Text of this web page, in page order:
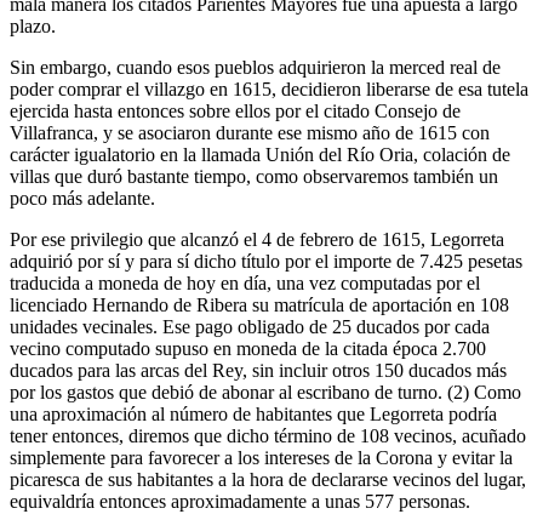
mala manera los citados Parientes Mayores fue una apuesta a largo
plazo.
Sin embargo, cuando esos pueblos adquirieron la merced real de
poder comprar el villazgo en 1615, decidieron liberarse de esa tutela
ejercida hasta entonces sobre ellos por el citado Consejo de
Villafranca, y se asociaron durante ese mismo año de 1615 con
carácter igualatorio en la llamada Unión del Río Oria, colación de
villas que duró bastante tiempo, como observaremos también un
poco más adelante.
Por ese privilegio que alcanzó el 4 de febrero de 1615, Legorreta
adquirió por sí y para sí dicho título por el importe de 7.425 pesetas
traducida a moneda de hoy en día, una vez computadas por el
licenciado Hernando de Ribera su matrícula de aportación en 108
unidades vecinales. Ese pago obligado de 25 ducados por cada
vecino computado supuso en moneda de la citada época 2.700
ducados para las arcas del Rey, sin incluir otros 150 ducados más
por los gastos que debió de abonar al escribano de turno. (2) Como
una aproximación al número de habitantes que Legorreta podría
tener entonces, diremos que dicho término de 108 vecinos, acuñado
simplemente para favorecer a los intereses de la Corona y evitar la
picaresca de sus habitantes a la hora de declararse vecinos del lugar,
equivaldría entonces aproximadamente a unas 577 personas.